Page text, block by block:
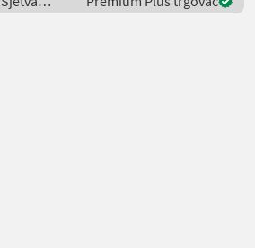
(sijačice, mulčeri,
(sijačice,